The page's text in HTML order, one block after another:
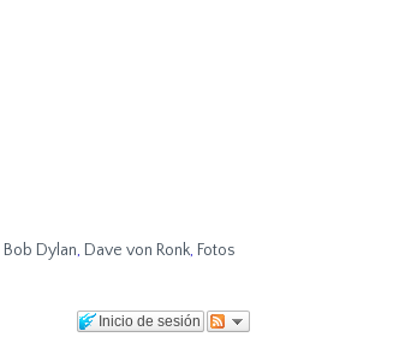
Bob Dylan, Dave von Ronk, Fotos
Inicio de sesión